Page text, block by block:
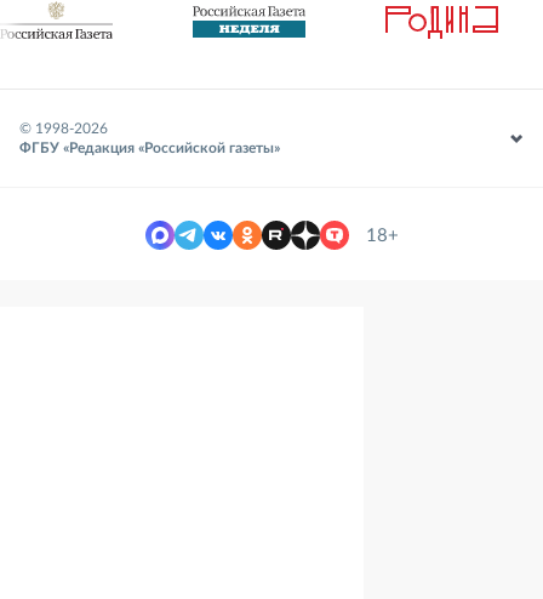
© 1998-2026
ФГБУ «Редакция «Российской газеты»
18+